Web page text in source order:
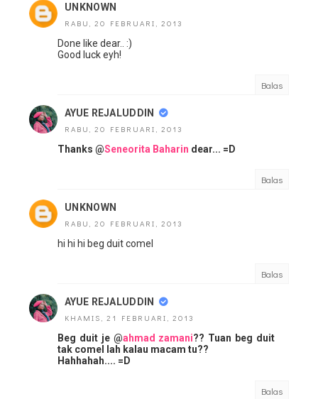
UNKNOWN
RABU, 20 FEBRUARI, 2013
Done like dear.. :)
Good luck eyh!
Balas
AYUE REJALUDDIN
RABU, 20 FEBRUARI, 2013
Thanks @Seneorita Baharin dear... =D
Balas
UNKNOWN
RABU, 20 FEBRUARI, 2013
hi hi hi beg duit comel
Balas
AYUE REJALUDDIN
KHAMIS, 21 FEBRUARI, 2013
Beg duit je @ahmad zamani?? Tuan beg duit
tak comel lah kalau macam tu??
Hahhahah.... =D
Balas